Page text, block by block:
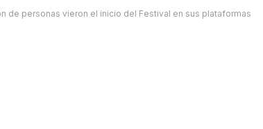
de personas vieron el inicio del Festival en sus plataformas